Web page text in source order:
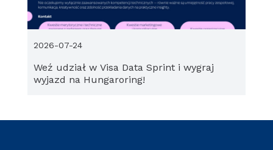
Weź udział w Visa Data Sprint i wygraj
wyjazd na Hungaroring!
2026-07-24